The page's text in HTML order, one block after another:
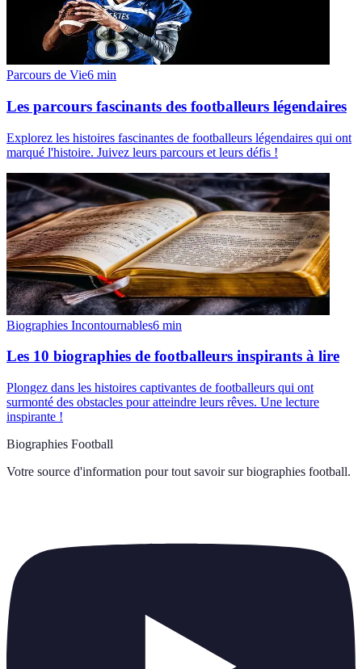
Parcours de Vie6 min
Les parcours fascinants des footballeurs légendaires
Explorez les histoires fascinantes de footballeurs légendaires qui ont
marqué l'histoire. Juivez leurs parcours et leurs défis !
Biographies Incontournables6 min
Les 10 biographies de footballeurs inspirants à lire
Plongez dans les histoires captivantes de footballeurs qui ont
surmonté des obstacles pour atteindre leurs rêves. Une lecture
inspirante !
Biographies Football
Votre source d'information pour tout savoir sur biographies football.